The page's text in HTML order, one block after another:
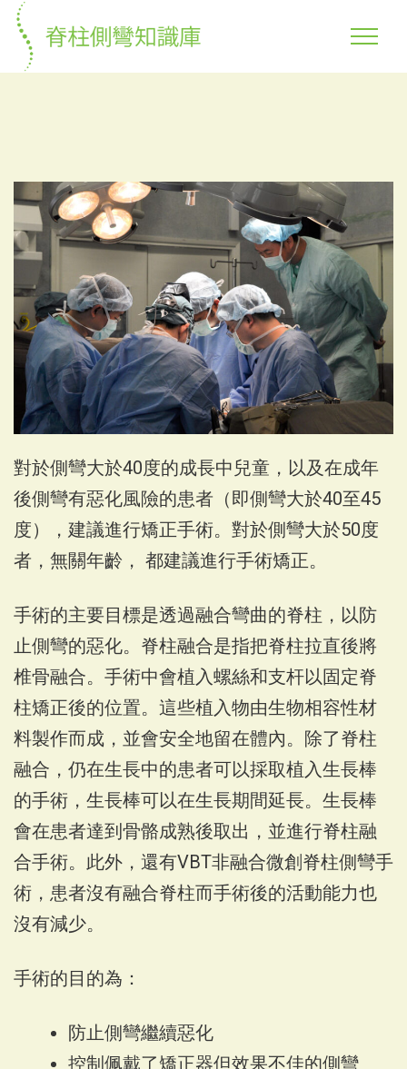
對於側彎大於40度的成長中兒童，以及在成年
後側彎有惡化風險的患者（即側彎大於40至45
度），建議進行矯正手術。對於側彎大於50度
者，無關年齡， 都建議進行手術矯正。
手術的主要目標是透過融合彎曲的脊柱，以防
止側彎的惡化。脊柱融合是指把脊柱拉直後將
椎骨融合。手術中會植入螺絲和支杆以固定脊
柱矯正後的位置。這些植入物由生物相容性材
料製作而成，並會安全地留在體內。除了脊柱
融合，仍在生長中的患者可以採取植入生長棒
的手術，生長棒可以在生長期間延長。生長棒
會在患者達到骨骼成熟後取出，並進行脊柱融
合手術。此外，還有VBT非融合微創脊柱側彎手
術，患者沒有融合脊柱而手術後的活動能力也
沒有減少。
手術的目的為：
防止側彎繼續惡化
控制佩戴了矯正器但效果不佳的側彎